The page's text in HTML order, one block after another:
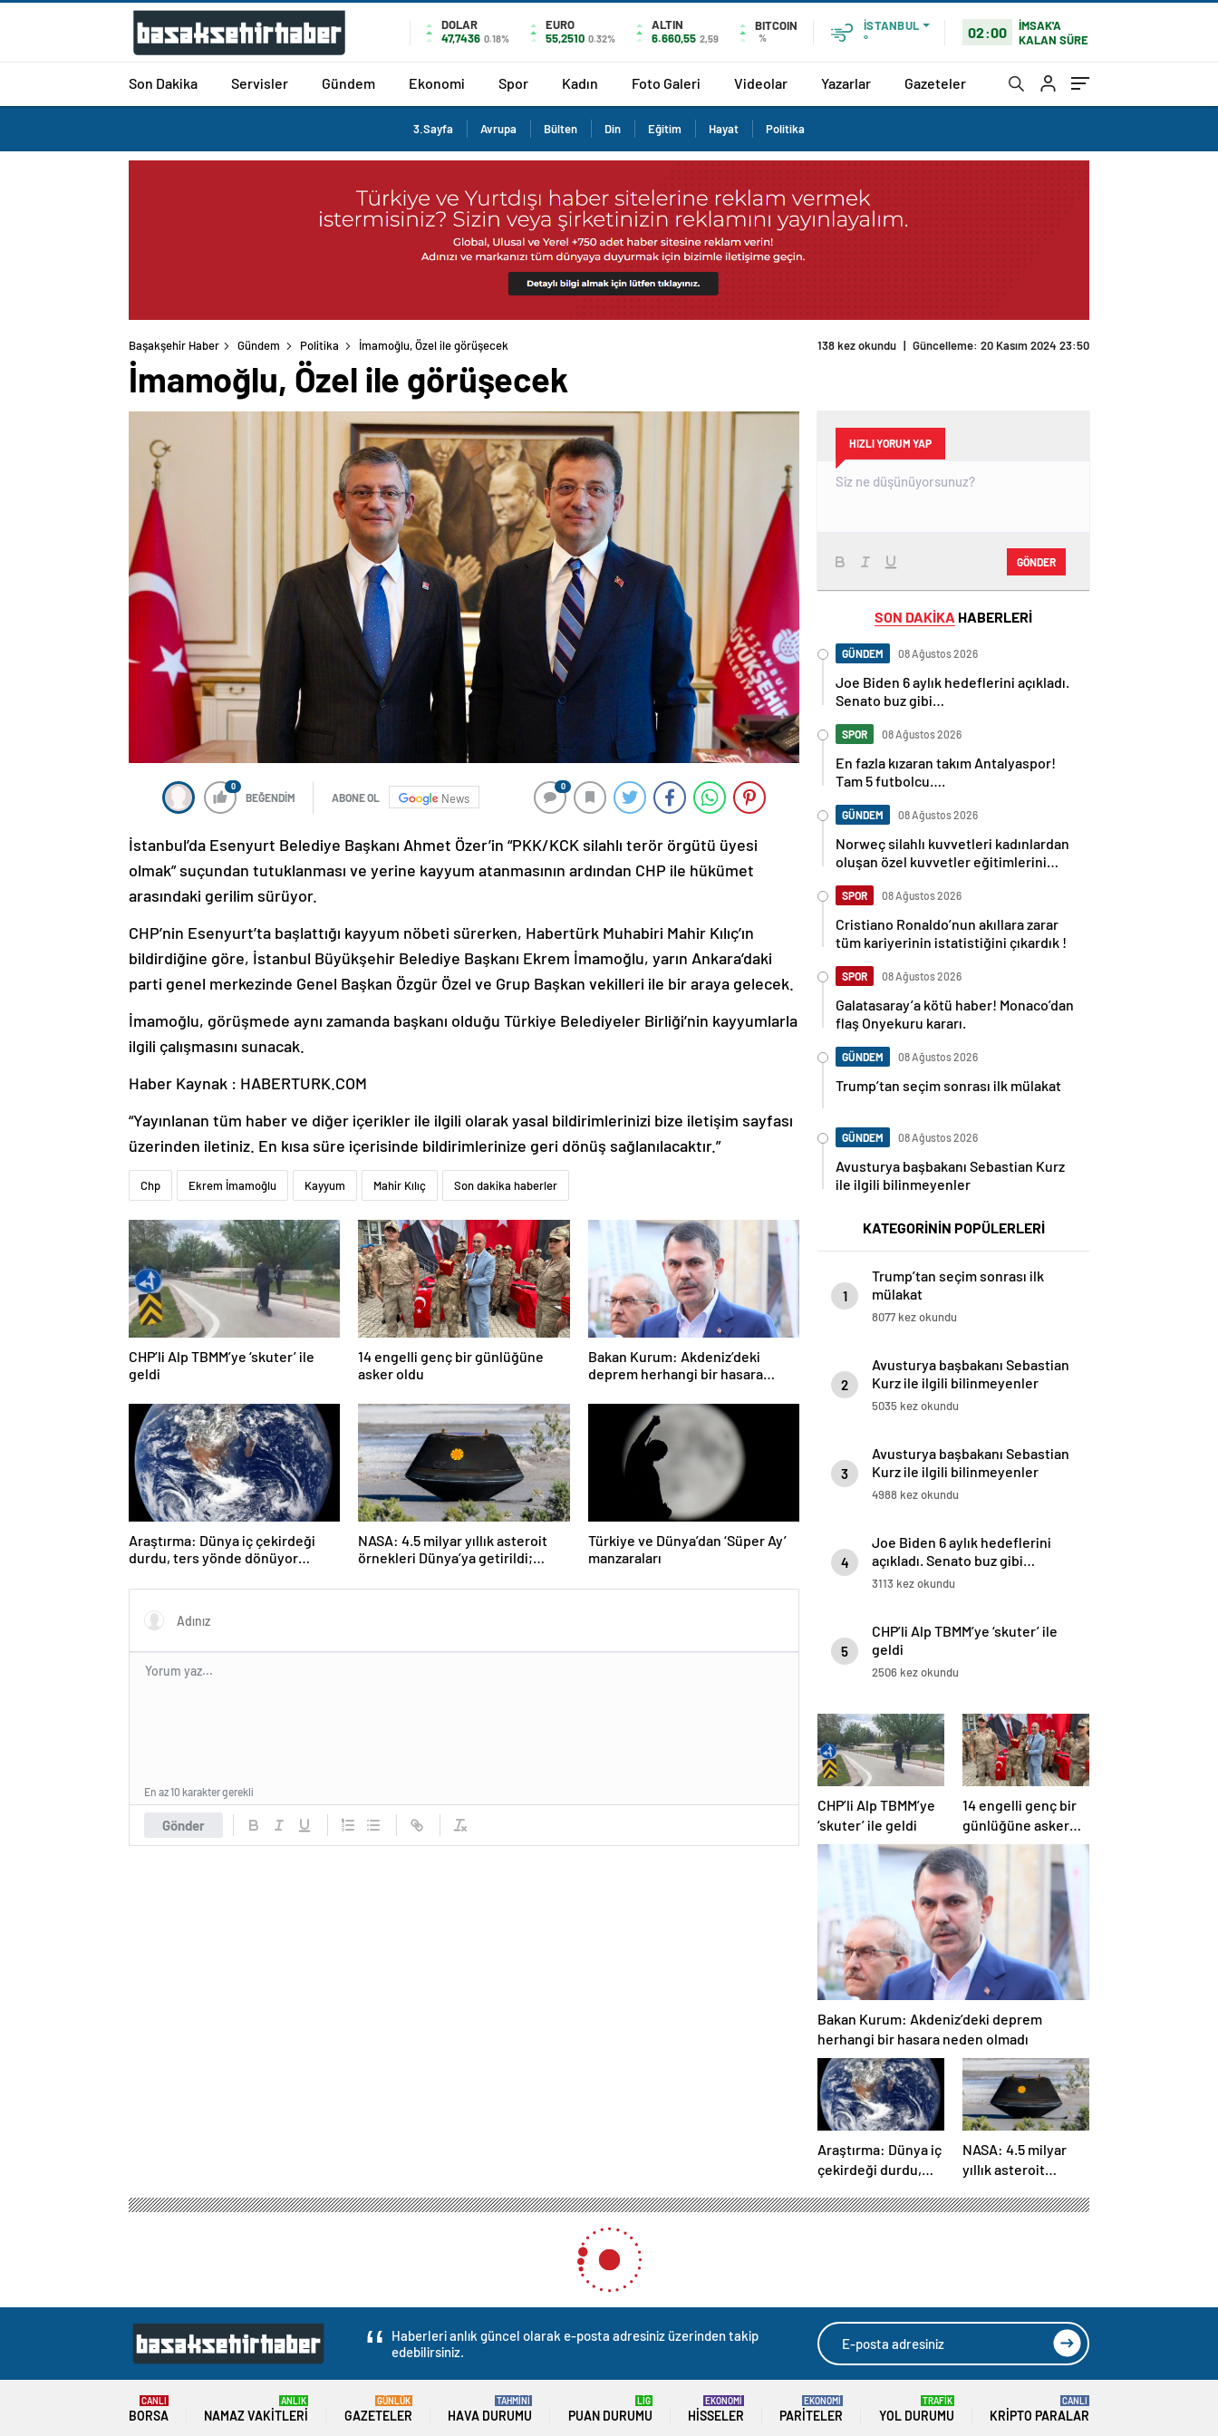
DOLAR
47,7436 0.18%
EURO
55,2510 0.32%
ALTIN
6.660,55 2,59
BITCOIN
%
İSTANBUL
°
02:00
İMSAK'A
KALAN SÜRE
Son Dakika Servisler Gündem Ekonomi Spor Kadın Foto Galeri Videolar Yazarlar Gazeteler
3.Sayfa Avrupa Bülten Din Eğitim Hayat Politika
Başakşehir Haber Gündem Politika İmamoğlu, Özel ile görüşecek 138 kez okundu | Güncelleme: 20 Kasım 2024 23:50
İmamoğlu, Özel ile görüşecek
0
BEĞENDİM ABONE OL News
0
İstanbul’da Esenyurt Belediye Başkanı Ahmet Özer’in “PKK/KCK silahlı terör örgütü üyesi
olmak” suçundan tutuklanması ve yerine kayyum atanmasının ardından CHP ile hükümet
arasındaki gerilim sürüyor.
CHP’nin Esenyurt’ta başlattığı kayyum nöbeti sürerken, Habertürk Muhabiri Mahir Kılıç’ın
bildirdiğine göre, İstanbul Büyükşehir Belediye Başkanı Ekrem İmamoğlu, yarın Ankara’daki
parti genel merkezinde Genel Başkan Özgür Özel ve Grup Başkan vekilleri ile bir araya gelecek.
İmamoğlu, görüşmede aynı zamanda başkanı olduğu Türkiye Belediyeler Birliği’nin kayyumlarla
ilgili çalışmasını sunacak.
Haber Kaynak : HABERTURK.COM
“Yayınlanan tüm haber ve diğer içerikler ile ilgili olarak yasal bildirimlerinizi bize iletişim sayfası
üzerinden iletiniz. En kısa süre içerisinde bildirimlerinize geri dönüş sağlanılacaktır.”
Chp Ekrem İmamoğlu Kayyum Mahir Kılıç Son dakika haberler
CHP’li Alp TBMM’ye ‘skuter’ ile
geldi
14 engelli genç bir günlüğüne
asker oldu
Bakan Kurum: Akdeniz’deki
deprem herhangi bir hasara
Araştırma: Dünya iç çekirdeği
durdu, ters yönde dönüyor
NASA: 4.5 milyar yıllık asteroit
örnekleri Dünya’ya getirildi;
tutabilir
Türkiye ve Dünya’dan ‘Süper Ay’
manzaraları
Gönder
En az 10 karakter gerekli
HIZLI YORUM YAP
GÖNDER
SON DAKİKA HABERLERİ
GÜNDEM 08 Ağustos 2026
Joe Biden 6 aylık hedeflerini açıkladı.
Senato buz gibi…
SPOR 08 Ağustos 2026
En fazla kızaran takım Antalyaspor!
Tam 5 futbolcu….
GÜNDEM 08 Ağustos 2026
Norweç silahlı kuvvetleri kadınlardan
oluşan özel kuvvetler eğitimlerini
SPOR 08 Ağustos 2026
Cristiano Ronaldo’nun akıllara zarar
tüm kariyerinin istatistiğini çıkardık !
SPOR 08 Ağustos 2026
Galatasaray’a kötü haber! Monaco’dan
flaş Onyekuru kararı.
GÜNDEM 08 Ağustos 2026
Trump’tan seçim sonrası ilk mülakat
GÜNDEM 08 Ağustos 2026
Avusturya başbakanı Sebastian Kurz
ile ilgili bilinmeyenler
KATEGORİNİN POPÜLERLERİ
1
Trump’tan seçim sonrası ilk
mülakat
8077 kez okundu
2
Avusturya başbakanı Sebastian
Kurz ile ilgili bilinmeyenler
5035 kez okundu
3
Avusturya başbakanı Sebastian
Kurz ile ilgili bilinmeyenler
4988 kez okundu
4
Joe Biden 6 aylık hedeflerini
açıkladı. Senato buz gibi…
3113 kez okundu
5
CHP’li Alp TBMM’ye ‘skuter’ ile
geldi
2506 kez okundu
CHP’li Alp TBMM’ye
‘skuter’ ile geldi
14 engelli genç bir
günlüğüne asker
oldu
Bakan Kurum: Akdeniz’deki deprem
herhangi bir hasara neden olmadı
Araştırma: Dünya iç
çekirdeği durdu,
olabilir
NASA: 4.5 milyar
yıllık asteroit
getirildi; yaşamın
Haberleri anlık güncel olarak e-posta adresiniz üzerinden takip
edebilirsiniz.
BORSA
CANLI
NAMAZ VAKITLERI
ANLIK
GAZETELER
GÜNLÜK
HAVA DURUMU
TAHMİNİ
PUAN DURUMU
LİG
HISSELER
EKONOMİ
PARITELER
EKONOMİ
YOL DURUMU
TRAFİK
KRIPTO PARALAR
CANLI